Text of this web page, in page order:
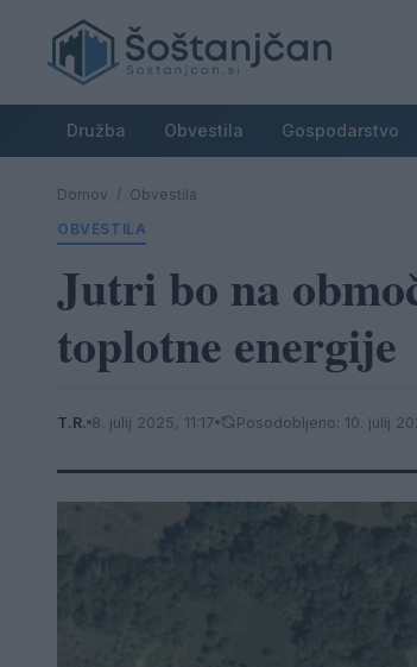
Družba Obvestila Gospodarstvo
Domov / Obvestila
OBVESTILA
Jutri bo na
toplotne energije
T.R. 8. julij 2025, 11:17 Posodobljeno: 10. julij